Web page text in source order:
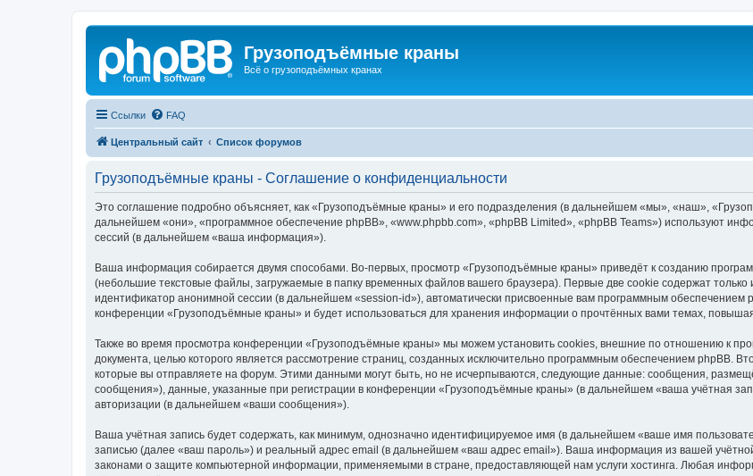
Грузоподъёмные краны
Всё о грузоподъёмных кранах
Ссылки FAQ
Центральный сайт Список форумов
Грузоподъёмные краны - Соглашение о конфиденциальности
Это соглашение подробно объясняет, как «Грузоподъёмные краны» и его подразделения (в дальнейшем «мы», «наш»,
дальнейшем «они», «программное обеспечение phpBB», «www.phpbb.com», «phpBB Limited», «phpBB Teams») используют
сессий (в дальнейшем «ваша информация»).
Ваша информация собирается двумя способами. Во-первых, просмотр «Грузоподъёмные краны» приведёт к созданию
(небольшие текстовые файлы, загружаемые в папку временных файлов вашего браузера). Первые две cookie содержат
идентификатор анонимной сессии (в дальнейшем «session-id»), автоматически присвоенные вам программным обеспечением
конференции «Грузоподъёмные краны» и будет использоваться для хранения информации о прочтённых вами темах,
Также во время просмотра конференции «Грузоподъёмные краны» мы можем установить cookies, внешние по отношению к
документа, целью которого является рассмотрение страниц, созданных исключительно программным обеспечением phpBB.
которые вы отправляете на форум. Этими данными могут быть, но не исчерпываются, следующие данные: сообщения,
сообщения»), данные, указанные при регистрации в конференции «Грузоподъёмные краны» (в дальнейшем «ваша учётная
авторизации (в дальнейшем «ваши сообщения»).
Ваша учётная запись будет содержать, как минимум, однозначно идентифицируемое имя (в дальнейшем «ваше имя
записью (далее «ваш пароль») и реальный адрес email (в дальнейшем «ваш адрес email»). Ваша информация из вашей
законами о защите компьютерной информации, применяемыми в стране, предоставляющей нам услуги хостинга. Любая